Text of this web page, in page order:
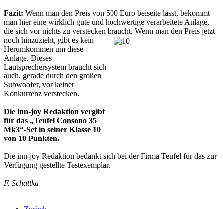
Fazit: Wenn man den Preis von 500 Euro beiseite lässt, bekommt
man hier eine wirklich gute und hochwertige verarbeitete Anlage,
die sich vor nichts zu verstecken braucht. Wenn man den Preis jetzt
noch hinzuzieht, gibt es kein
Herumkommen um diese
Anlage. Dieses
Lautsprechersystem braucht sich
auch, gerade durch den großen
Subwoofer, vor keiner
Konkurrenz verstecken.
Die inn-joy Redaktion vergibt
für das „Teufel Consono 35
Mk3“-Set in seiner Klasse 10
von 10 Punkten.
Die inn-joy Redaktion bedankt sich bei der Firma Teufel für das zur
Verfügung gestellte Testexemplar.
F. Schattka